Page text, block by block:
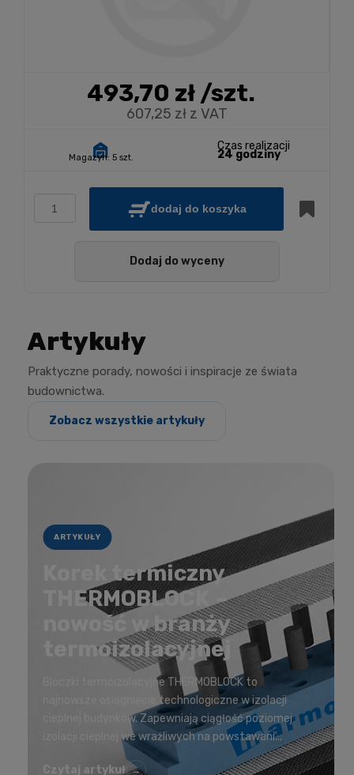
493,70 zł/szt.
607,25 zł z VAT
Magazyn: 5 szt.
Czas realizacji
24 godziny
dodaj do koszyka
Dodaj do wyceny
Artykuły
Praktyczne porady, nowości i inspiracje ze świata
budownictwa.
Zobacz wszystkie artykuły
ARTYKUŁY
Korek termiczny
THERMOBLOCK –
nowość w branży
termoizolacyjnej
Bloczki termoizolacyjne THERMOBLOCK to
najnowsze osiągnięcie technologiczne w izolacji
cieplnej budynków. Zapewniają ciągłość poziomej
izolacji cieplnej we wrażliwych na powstawani...
Czytaj artykuł →